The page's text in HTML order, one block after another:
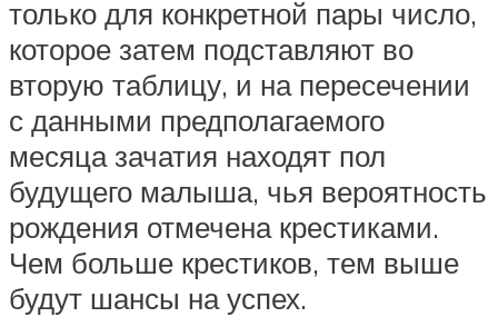
только для конкретной пары число,
которое затем подставляют во
вторую таблицу, и на пересечении
с данными предполагаемого
месяца зачатия находят пол
будущего малыша, чья вероятность
рождения отмечена крестиками.
Чем больше крестиков, тем выше
будут шансы на успех.